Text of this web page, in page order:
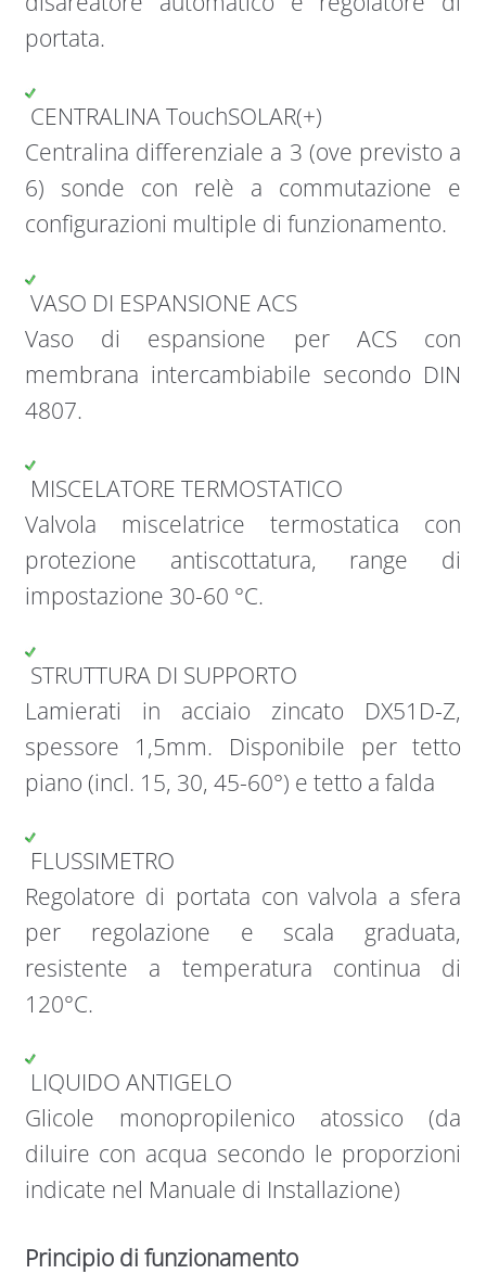
portata.
CENTRALINA TouchSOLAR(+)
Centralina differenziale a 3 (ove previsto a
6) sonde con relè a commutazione e
configurazioni multiple di funzionamento.
VASO DI ESPANSIONE ACS
Vaso di espansione per ACS con
membrana intercambiabile secondo DIN
4807.
MISCELATORE TERMOSTATICO
Valvola miscelatrice termostatica con
protezione antiscottatura, range di
impostazione 30-60 °C.
STRUTTURA DI SUPPORTO
Lamierati in acciaio zincato DX51D-Z,
spessore 1,5mm. Disponibile per tetto
piano (incl. 15, 30, 45-60°) e tetto a falda
FLUSSIMETRO
Regolatore di portata con valvola a sfera
per regolazione e scala graduata,
resistente a temperatura continua di
120°C.
LIQUIDO ANTIGELO
Glicole monopropilenico atossico (da
diluire con acqua secondo le proporzioni
indicate nel Manuale di Installazione)
Principio di funzionamento